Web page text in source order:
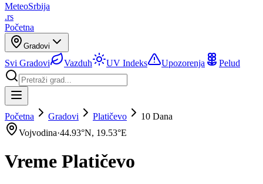
MeteoSrbija
.rs
Početna
Gradovi
Svi Gradovi Vazduh UV Indeks Upozorenja Pelud
Početna Gradovi Platičevo
10 Dana
Vojvodina·44.93°N, 19.53°E
Vreme Platičevo